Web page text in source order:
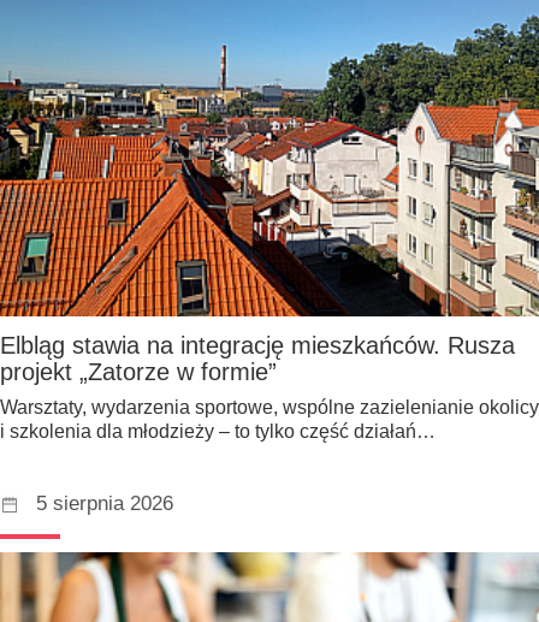
Elbląg stawia na integrację mieszkańców. Rusza
projekt „Zatorze w formie”
Warsztaty, wydarzenia sportowe, wspólne zazielenianie okolicy
i szkolenia dla młodzieży – to tylko część działań…
5 sierpnia 2026